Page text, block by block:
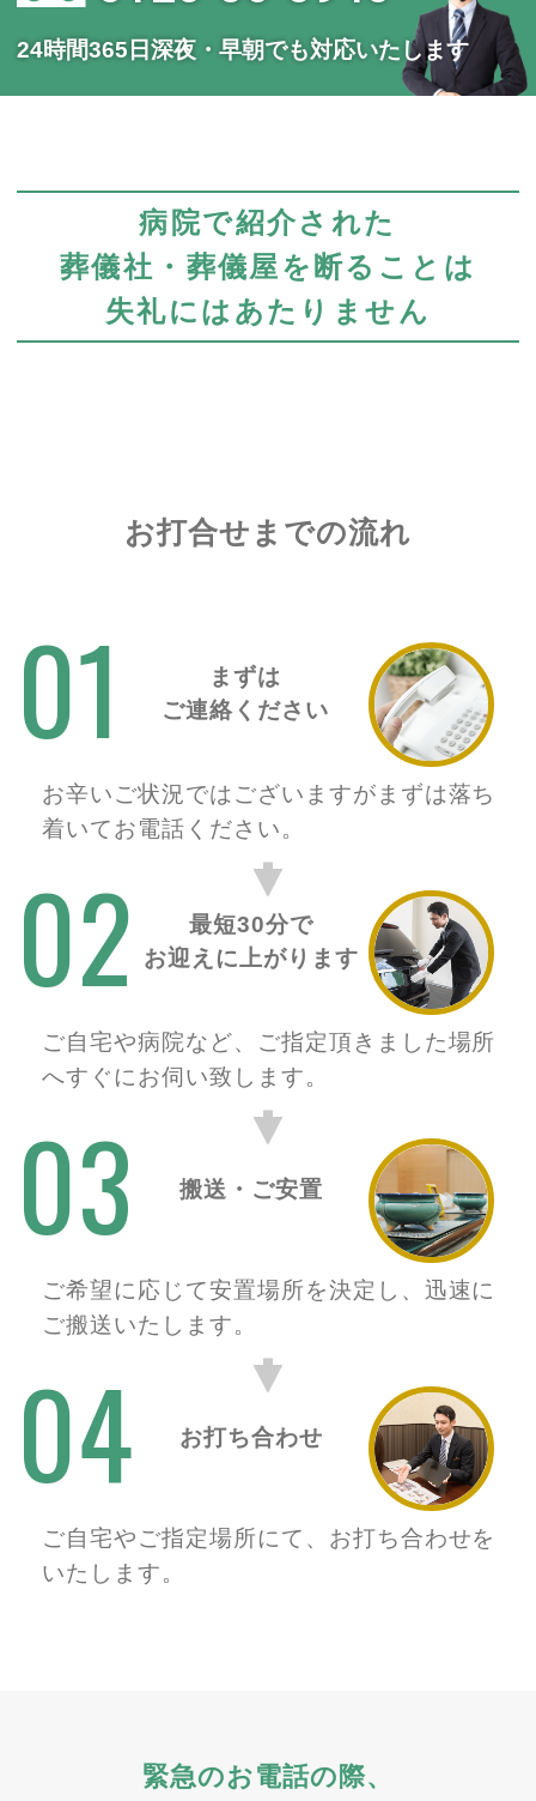
24時間365日深夜・早朝でも対応いたします
病院で紹介された
葬儀社・葬儀屋を断ることは
失礼にはあたりません
お打合せまでの流れ
01
まずは
ご連絡ください
お辛いご状況ではございますがまずは落ち
着いてお電話ください。
02
最短30分で
お迎えに上がります
ご自宅や病院など、ご指定頂きました場所
へすぐにお伺い致します。
03 搬送・ご安置
ご希望に応じて安置場所を決定し、迅速に
ご搬送いたします。
04 お打ち合わせ
ご自宅やご指定場所にて、お打ち合わせを
いたします。
緊急のお電話の際、